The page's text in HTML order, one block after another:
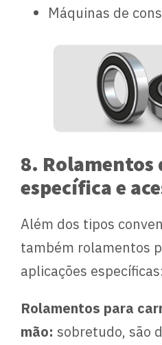
Máquinas de
8. Rolamentos
específica e
Além dos tipos
também rolamentos
aplicações
Rolamentos para
mão: sobretudo, são